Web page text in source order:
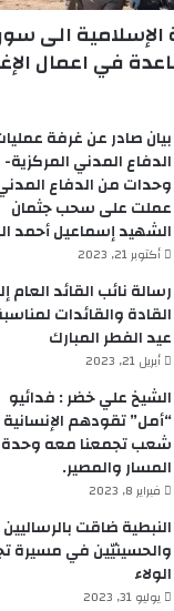
الى
في اعمال
بيان صادر عن غرفة
الدفاع المدني المركزية-
وحدات من الدفاع
عملت على سحب جثمان
الشهيد إسماعيل أحمد
أكتوبر 21, 2023
رسالة نائب القائد العام
القادة والقائدات
عيد الفطر المبارك
أبريل 21, 2023
الشيخ علي خضر : فدائيو
“أمل” تقودهم
شعب تجمعنا معه وحدة
المسار والمصير.
فبراير 8, 2023
النبطية ضاقت بالرساليين
والحسينيّين في مسيرة
الولاء
يوليو 31, 2023